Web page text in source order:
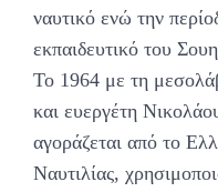
ναυτικό ενώ την
εκπαιδευτικό του
Το 1964 με τη
και ευεργέτη
αγοράζεται από το
Ναυτιλίας,